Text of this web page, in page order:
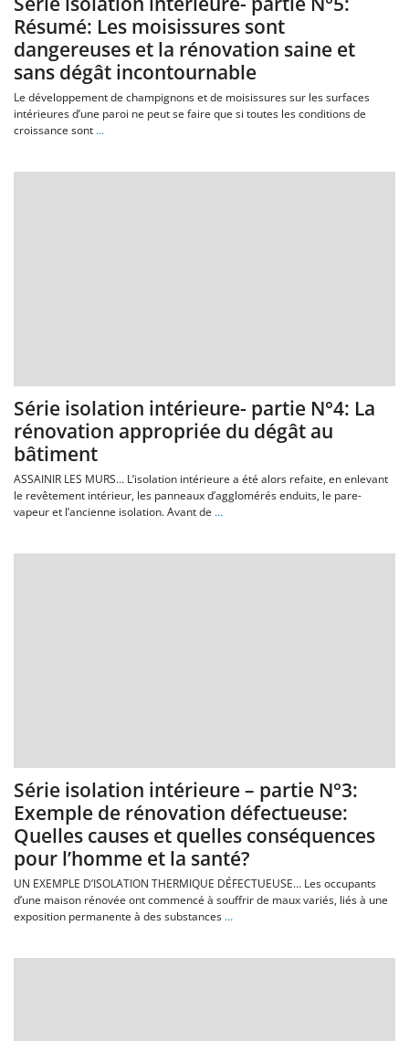
Résumé: Les moisissures sont
dangereuses et la rénovation saine et
sans dégât incontournable
Le développement de champignons et de moisissures sur les surfaces
intérieures d’une paroi ne peut se faire que si toutes les conditions de
croissance sont …
Série isolation intérieure- partie N°4: La
rénovation appropriée du dégât au
bâtiment
ASSAINIR LES MURS… L’isolation intérieure a été alors refaite, en enlevant
le revêtement intérieur, les panneaux d’agglomérés enduits, le pare-
vapeur et l’ancienne isolation. Avant de …
Série isolation intérieure – partie N°3:
Exemple de rénovation défectueuse:
Quelles causes et quelles conséquences
pour l’homme et la santé?
UN EXEMPLE D’ISOLATION THERMIQUE DÉFECTUEUSE… Les occupants
d’une maison rénovée ont commencé à souffrir de maux variés, liés à une
exposition permanente à des substances …